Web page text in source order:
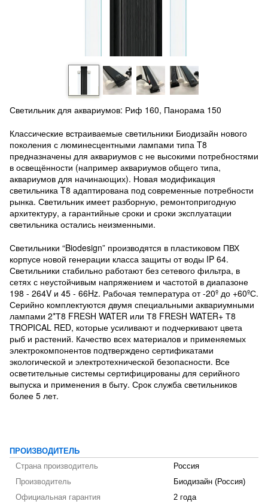
Светильник для аквариумов: Риф 160, Панорама 150
Классические встраиваемые светильники Биодизайн нового
поколения с люминесцентными лампами типа T8
предназначены для аквариумов с не высокими потребностями
в освещённости (например аквариумов общего типа,
аквариумов для начинающих). Новая модификация
светильника T8 адаптирована под современные потребности
рынка. Светильник имеет разборную, ремонтопригодную
архитектуру, а гарантийные сроки и сроки эксплуатации
светильника остались неизменными.
Светильники “Biodesign” производятся в пластиковом ПВХ
корпусе новой генерации класса защиты от воды IP 64.
Светильники стабильно работают без сетевого фильтра, в
сетях с неустойчивым напряжением и частотой в диапазоне
198 - 264V и 45 - 66Hz. Рабочая температура от -20º до +60ºС.
Серийно комплектуются двумя специальными аквариумными
лампами 2*Т8 FRESH WATER или Т8 FRESH WATER+ Т8
TROPICAL RED, которые усиливают и подчеркивают цвета
рыб и растений. Качество всех материалов и применяемых
электрокомпонентов подтверждено сертификатами
экологической и электротехнической безопасности. Все
осветительные системы сертифицированы для серийного
выпуска и применения в быту. Срок служба светильников
более 5 лет.
ПРОИЗВОДИТЕЛЬ
Страна производитель
Россия
Производитель
Биодизайн (Россия)
Официальная гарантия
2 года